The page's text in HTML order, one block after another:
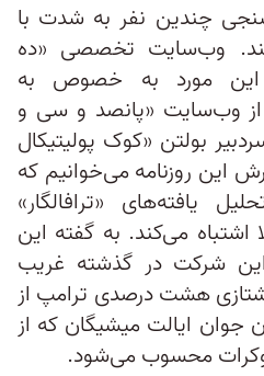
چندین نفر به شدت با
وب‌سایت تخصصی «ده
مورد به خصوص به
وب‌سایت «پانصد و سی و
بولتن «کوک پولیتیکال
این روزنامه می‌خوانیم که
یافته‌های «ترافالگار»
می‌کند. به گفته این
شرکت در گذشته غریب
هشت درصدی ترامپ از
جوان ایالت میشیگان که از
محسوب می‌شود.